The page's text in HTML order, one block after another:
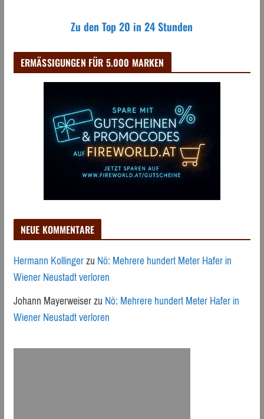
Zu den Top 20 in 24 Stunden
ERMÄSSIGUNGEN FÜR 5.000 MARKEN
NEUE KOMMENTARE
Hermann KollingerzuNö: Mehrere hundert Meter Hafer in
Wiener Neustadt verloren
Johann MayerweiserzuNö: Mehrere hundert Meter Hafer in
Wiener Neustadt verloren